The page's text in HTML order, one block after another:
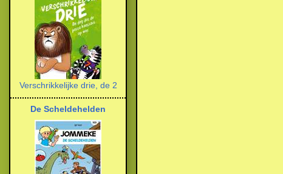
Verschrikkelijke drie, de 2
De Scheldehelden